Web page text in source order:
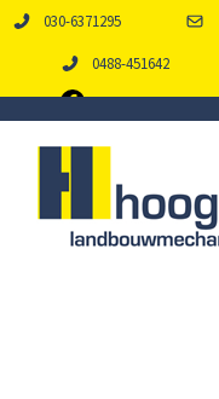
030-6371295
0488-451642